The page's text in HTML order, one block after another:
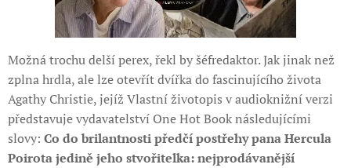
Možná trochu delší perex, řekl by šéfredaktor. Jak jinak než
zplna hrdla, ale lze otevřít dvířka do fascinujícího života
Agathy Christie, jejíž Vlastní životopis v audioknižní verzi
představuje vydavatelství One Hot Book následujícími
slovy: Co do brilantnosti předčí postřehy pana Hercula
Poirota jedině jeho stvořitelka: nejprodávanější